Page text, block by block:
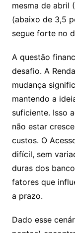
mesma de abril
(abaixo de 3,5
segue forte no
A questão
desafio. A
mudança
mantendo a
suficiente. Isso
não estar
custos. O
difícil, sem
duras dos
fatores que
a prazo.
Dado esse